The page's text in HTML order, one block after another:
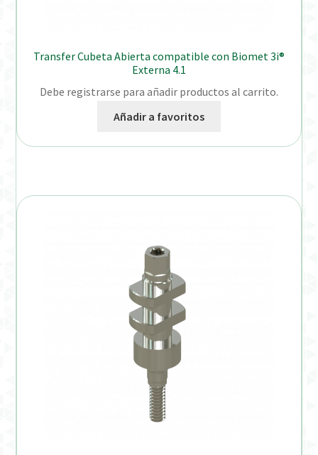
Transfer Cubeta Abierta compatible con Biomet 3i®
Externa 4.1
Debe registrarse para añadir productos al carrito.
Añadir a favoritos